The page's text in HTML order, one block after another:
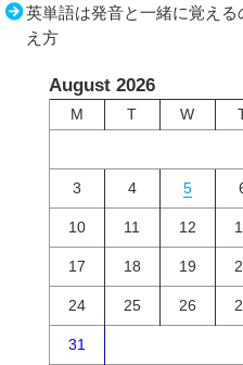
英単語は発音と一緒に覚え
え方
August 2026
M T W
3 4 5
10 11 12
17 18 19
24 25 26
31